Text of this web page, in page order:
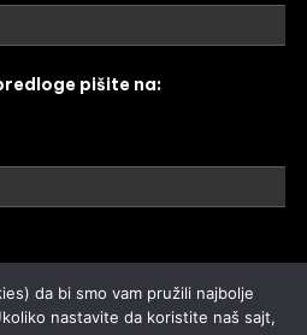
pišite na:
da bi smo vam pružili najbolje
nastavite da koristite naš sajt,